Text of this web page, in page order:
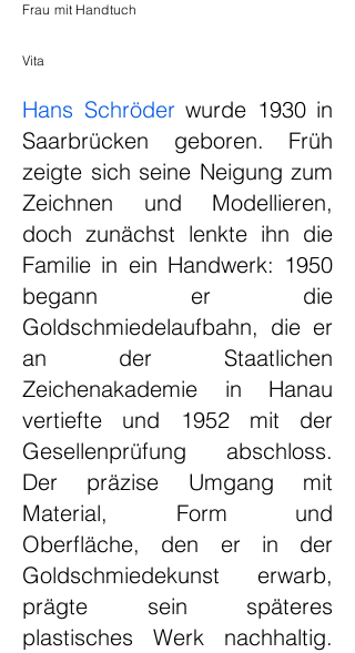
Frau mit Handtuch
Vita
Hans Schröder wurde 1930 in
Saarbrücken geboren. Früh
zeigte sich seine Neigung zum
Zeichnen und Modellieren,
doch zunächst lenkte ihn die
Familie in ein Handwerk: 1950
begann er die
Goldschmiedelaufbahn, die er
an der Staatlichen
Zeichenakademie in Hanau
vertiefte und 1952 mit der
Gesellenprüfung abschloss.
Der präzise Umgang mit
Material, Form und
Oberfläche, den er in der
Goldschmiedekunst erwarb,
prägte sein späteres
plastisches Werk nachhaltig.